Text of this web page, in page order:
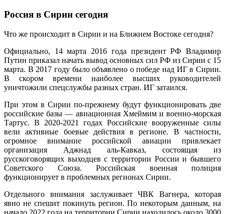
Россия в Сирии сегодня
Что же происходит в Сирии и на Ближнем Востоке сегодня?
Официально, 14 марта 2016 года президент РФ Владимир
Путин приказал начать вывод основных сил РФ из Сирии с 15
марта. В 2017 году было объявлено о победе над ИГ в Сирии.
В скором времени наиболее высших руководителей
уничтожили спецслужбы разных стран. ИГ затаился.
При этом в Сирии по-прежнему будут функционировать две
российские базы — авиационная Хмеймим и военно-морская
Тартус. В 2020-2021 годах Российские вооруженные силы
вели активные боевые действия в регионе. В частности,
огромное внимание российской авиации привлекает
организация Аджнад аль-Кавказ, состоящая из
русскоговорящих выходцев с территории России и бывшего
Советского Союза. Российская военная полиция
функционирует в проблемных регионах Сирии.
Отдельного внимания заслуживает ЧВК Вагнера, которая
явно не спешит покинуть регион. По некоторым данным, на
начало 2022 года на территории Сирии находилось около 3000